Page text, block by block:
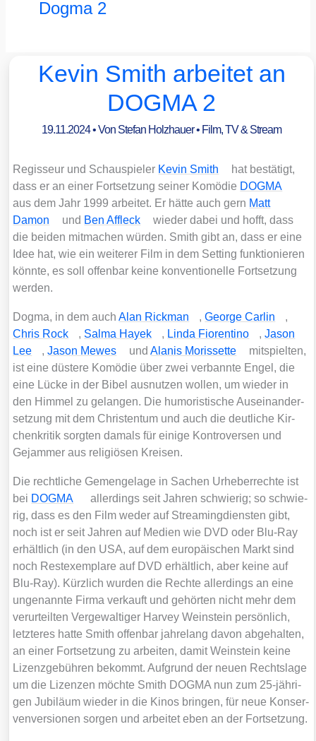
Dogma 2
Kevin Smith arbeitet an
DOGMA 2
19.11.2024• Von Stefan Holzhauer• Film, TV & Stream
Regis­seur und Schau­spie­ler Kevin Smith
hat bestä­tigt,
dass er an einer Fort­set­zung sei­ner Komö­die DOGMA
aus dem Jahr 1999 arbei­tet. Er hät­te auch gern Matt
Damon
und Ben Affleck
wie­der dabei und hofft, dass
die bei­den mit­ma­chen wür­den. Smith gibt an, dass er eine
Idee hat, wie ein wei­te­rer Film in dem Set­ting funk­tio­nie­ren
könn­te, es soll offen­bar kei­ne kon­ven­tio­nel­le Fort­set­zung
wer­den.
Dog­ma, in dem auchAlan Rick­man ,Geor­ge Car­lin
,
Chris Rock
, Sal­ma Hay­ek , Lin­da Fio­ren­ti­no ,Jason
Lee
,Jason Mewes undAla­nis Moris­set­te
mit­spiel­ten,
ist eine düs­te­re Komö­die über zwei ver­bann­te Engel, die
eine Lücke in der Bibel aus­nut­zen wol­len, um wie­der in
den Him­mel zu gelan­gen. Die humo­ris­ti­sche Aus­ein­an­der­
set­zung mit dem Chris­ten­tum und auch die deut­li­che Kir­
chen­kri­tik sorg­ten damals für eini­ge Kon­tro­ver­sen und
Gejam­mer aus reli­giö­sen Krei­sen.
Die recht­li­che Gemenge­la­ge in Sachen Urhe­ber­rech­te ist
bei DOGMA
aller­dings seit Jah­ren schwie­rig; so schwie­
rig, dass es den Film weder auf Strea­ming­diens­ten gibt,
noch ist er seit Jah­ren auf Medi­en wie DVD oder Blu-Ray
erhält­lich (in den USA, auf dem euro­päi­schen Markt sind
noch Rest­ex­em­pla­re auf DVD erhält­lich, aber kei­ne auf
Blu-Ray). Kürz­lich wur­den die Rech­te aller­dings an eine
unge­nann­te Fir­ma ver­kauft und gehör­ten nicht mehr dem
ver­ur­teil­ten Ver­ge­wal­ti­ger Har­vey Wein­stein per­sön­lich,
letz­te­res hat­te Smith offen­bar jah­re­lang davon abge­hal­ten,
an einer Fort­set­zung zu arbei­ten, damit Wein­stein kei­ne
Lizenz­ge­büh­ren bekommt. Auf­grund der neu­en Rechts­la­ge
um die Lizen­zen möch­te Smith DOGMA nun zum 25-jäh­ri­
gen Jubi­lä­um wie­der in die Kinos brin­gen, für neue Kon­ser­
ven­ver­sio­nen sor­gen und arbei­tet eben an der Fort­set­zung.